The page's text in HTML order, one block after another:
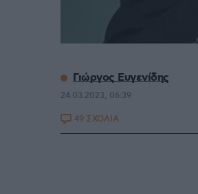
Γιώργος Ευγενίδης
24.03.2023, 06:39
49 ΣΧΟΛΙΑ